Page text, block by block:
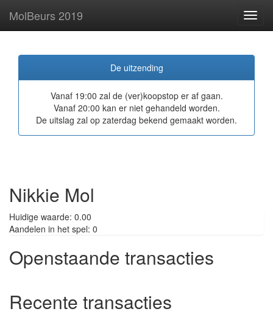
MolBeurs 2019
De uitzending
Vanaf 19:00 zal de (ver)koopstop er af gaan.
Vanaf 20:00 kan er niet gehandeld worden.
De uitslag zal op zaterdag bekend gemaakt worden.
Nikkie Mol
Huidige waarde: 0.00
Aandelen in het spel: 0
Openstaande transacties
Recente transacties